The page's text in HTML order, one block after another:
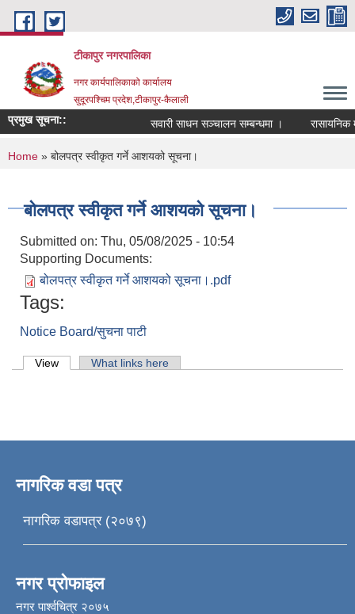
Skip to main content
टीकापुर नगरपालिका
नगर कार्यपालिकाको कार्यालय
सुदूरपश्चिम प्रदेश,टीकापुर-कैलाली
प्रमुख सूचना:: सवारी साधन सञ्चालन सम्बन्धमा । रासायनिक
You are here
Home » बोलपत्र स्वीकृत गर्ने आशयको सूचना।
बोलपत्र स्वीकृत गर्ने आशयको सूचना।
Submitted on: Thu, 05/08/2025 - 10:54
Supporting Documents:
बोलपत्र स्वीकृत गर्ने आशयको सूचना।.pdf
Tags:
Notice Board/सुचना पाटी
Primary tabs
View (active tab)What links here
नागरिक वडा पत्र
नागरिक वडापत्र (२०७९)
नगर प्रोफाइल
नगर पार्श्वचित्र २०७५